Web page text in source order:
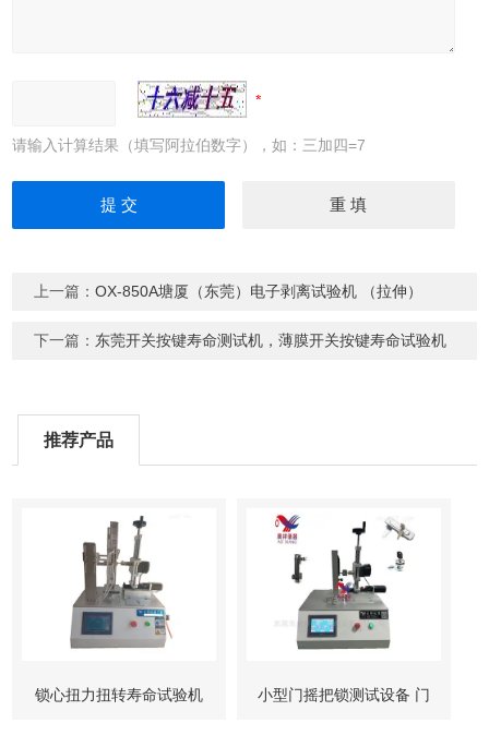
请输入计算结果（填写阿拉伯数字），如：三加四=7
上一篇：OX-850A塘厦（东莞）电子剥离试验机 （拉伸）
下一篇： 东莞开关按键寿命测试机，薄膜开关按键寿命试验机
推荐产品
锁心扭力扭转寿命试验机 小型门摇把锁测试设备 门